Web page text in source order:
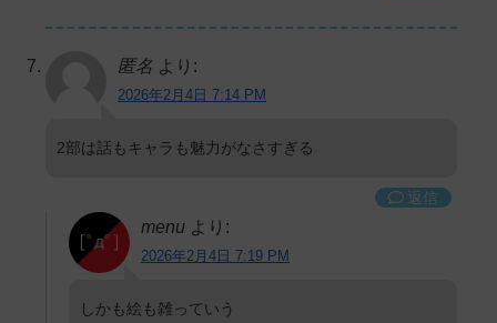
匿名 より:
2026年2月4日 7:14 PM
2部は話もキャラも魅力がなさすぎる
返信
menu より:
2026年2月4日 7:19 PM
しかも絵も雑っていう